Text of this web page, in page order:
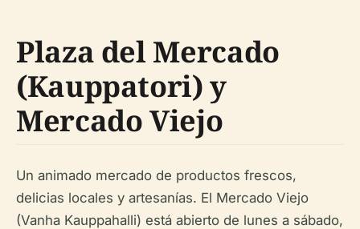
Plaza del Mercado
(Kauppatori) y
Mercado Viejo
Un animado mercado de productos frescos,
delicias locales y artesanías. El Mercado Viejo
(Vanha Kauppahalli) está abierto de lunes a sábado,